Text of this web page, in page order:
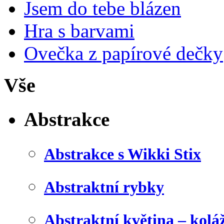
Jsem do tebe blázen
Hra s barvami
Ovečka z papírové dečky
Vše
Abstrakce
Abstrakce s Wikki Stix
Abstraktní rybky
Abstraktní květina –